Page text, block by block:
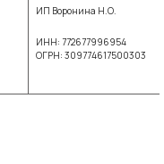
ИП Воронина Н.О.
ИНН: 772677996954
ОГРН: 309774617500303